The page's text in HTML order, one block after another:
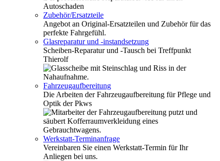
Autoschaden
Zubehör/Ersatzteile
Angebot an Original-Ersatzteilen und Zubehör für das
perfekte Fahrgefühl.
Glasreparatur und -instandsetzung
Scheiben-Reparatur und -Tausch bei Treffpunkt
Thierolf
Fahrzeugaufbereitung
Die Arbeiten der Fahrzeugaufbereitung für Pflege und
Optik der Pkws
Werkstatt-Terminanfrage
Vereinbaren Sie einen Werkstatt-Termin für Ihr
Anliegen bei uns.